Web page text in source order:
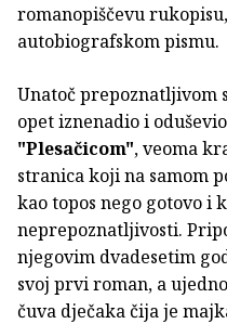
romanopiščevu
autobiografskom pismu.
Unatoč prepoznatljivom
opet iznenadio i
"Plesačicom", veoma
stranica koji na samom
kao topos nego gotovo i
neprepoznatljivosti.
njegovim dvadesetim
svoj prvi roman, a
čuva dječaka čija je